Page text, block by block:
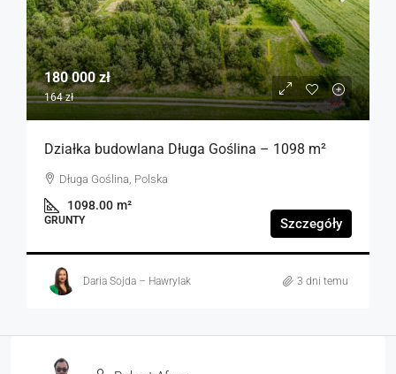
180 000 zł
164 zł
Działka budowlana Długa Goślina – 1098 m²
Długa Goślina, Polska
1098.00 m²
GRUNTY Szczegóły
Daria Sojda – Hawrylak 3 dni temu